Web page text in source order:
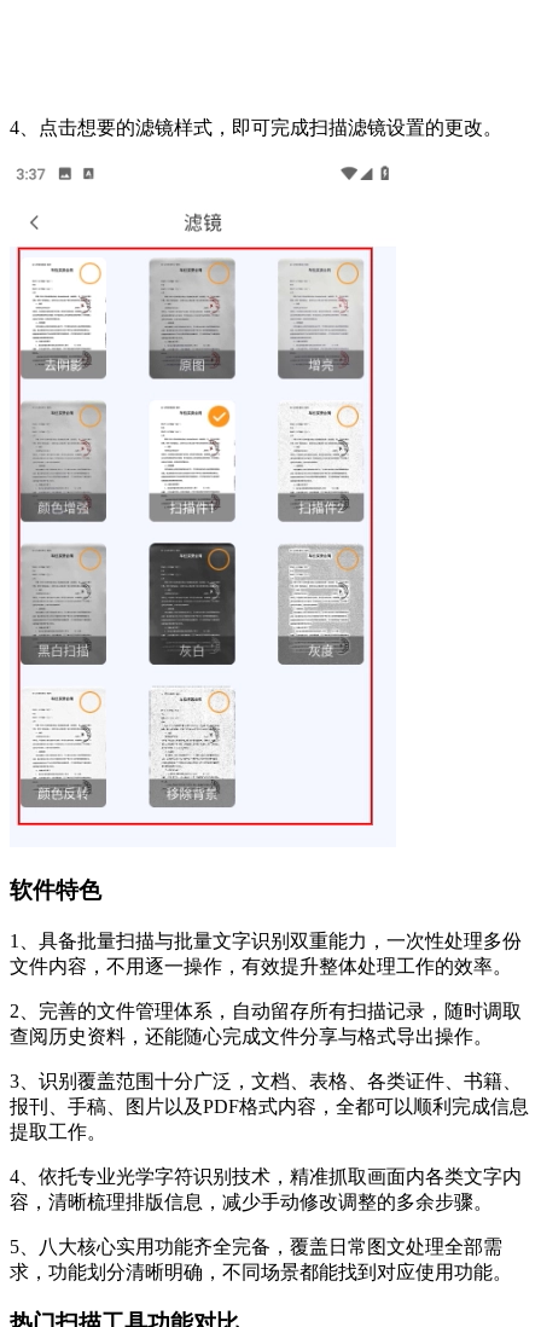
4、点击想要的滤镜样式，即可完成扫描滤镜设置的更改。
软件特色
1、具备批量扫描与批量文字识别双重能力，一次性处理多份
文件内容，不用逐一操作，有效提升整体处理工作的效率。
2、完善的文件管理体系，自动留存所有扫描记录，随时调取
查阅历史资料，还能随心完成文件分享与格式导出操作。
3、识别覆盖范围十分广泛，文档、表格、各类证件、书籍、
报刊、手稿、图片以及PDF格式内容，全都可以顺利完成信息
提取工作。
4、依托专业光学字符识别技术，精准抓取画面内各类文字内
容，清晰梳理排版信息，减少手动修改调整的多余步骤。
5、八大核心实用功能齐全完备，覆盖日常图文处理全部需
求，功能划分清晰明确，不同场景都能找到对应使用功能。